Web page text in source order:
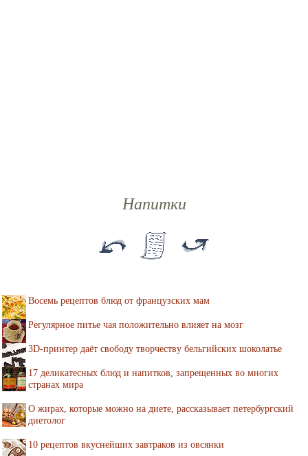
Напитки
Восемь рецептов блюд от французских мам
Регулярное питье чая положительно влияет на мозг
3D-принтер даёт свободу творчеству бельгийских шоколатье
17 деликатесных блюд и напитков, запрещенных во многих
странах мира
О жирах, которые можно на диете, рассказывает петербургский
диетолог
10 рецептов вкуснейших завтраков из овсянки